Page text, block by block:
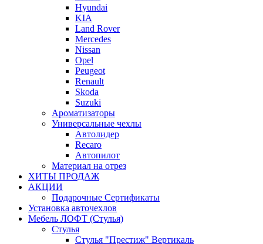
Hyundai
KIA
Land Rover
Mercedes
Nissan
Opel
Peugeot
Renault
Skoda
Suzuki
Ароматизаторы
Универсальные чехлы
Автолидер
Recaro
Автопилот
Материал на отрез
ХИТЫ ПРОДАЖ
АКЦИИ
Подарочные Сертификаты
Установка авточехлов
Мебель ЛОФТ (Стулья)
Стулья
Стулья "Престиж" Вертикаль